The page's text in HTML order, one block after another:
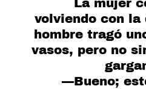
La mujer
volviendo con la
hombre tragó
vasos, pero no
—Bueno; esto